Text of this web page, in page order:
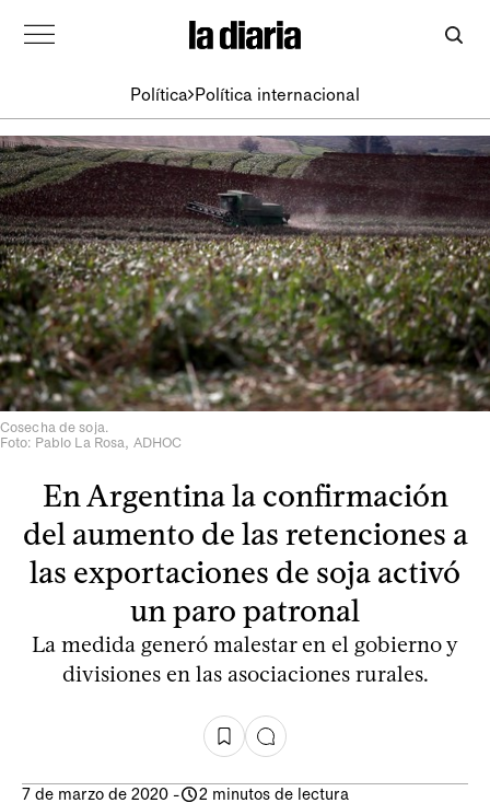
Política Política internacional
Cosecha de soja.
Foto: Pablo La Rosa, ADHOC
En Argentina la confirmación
del aumento de las retenciones a
las exportaciones de soja activó
un paro patronal
La medida generó malestar en el gobierno y
divisiones en las asociaciones rurales.
7 de marzo de 2020 - 2 minutos de lectura